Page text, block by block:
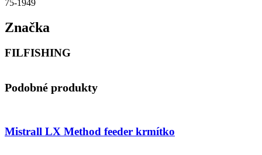
75-1949
Značka
FILFISHING
Podobné produkty
Mistrall LX Method feeder krmítko